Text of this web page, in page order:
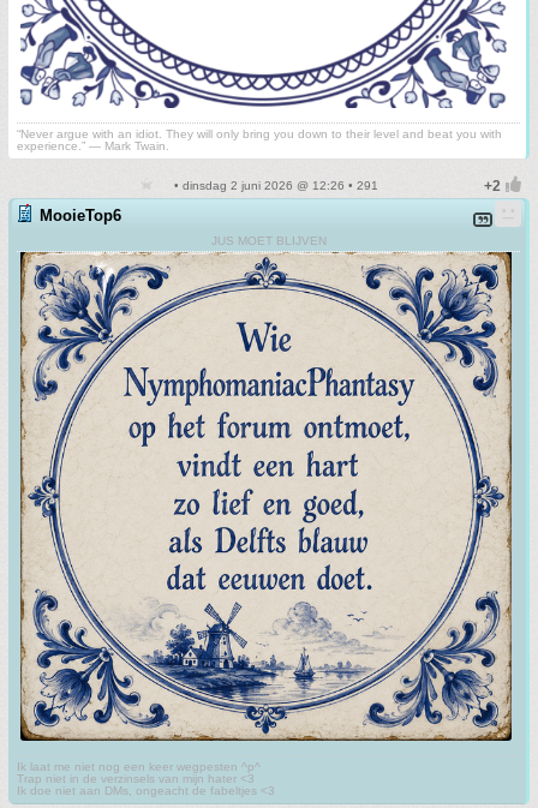
“Never argue with an idiot. They will only bring you down to their level and beat you with
experience.” ― Mark Twain.
• dinsdag 2 juni 2026 @ 12:26 • 291
MooieTop6
JUS MOET BLIJVEN
Ik laat me niet nog een keer wegpesten ^p^
Trap niet in de verzinsels van mijn hater <3
Ik doe niet aan DMs, ongeacht de fabeltjes <3